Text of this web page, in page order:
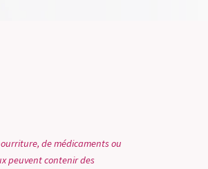
de médicaments ou
peuvent contenir des